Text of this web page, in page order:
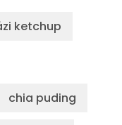
ketchup
chia puding